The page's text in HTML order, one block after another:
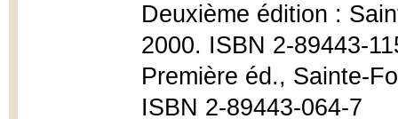
Deuxième édition :
2000. ISBN 2-89443-
Première éd., Sainte-
ISBN 2-89443-064-7